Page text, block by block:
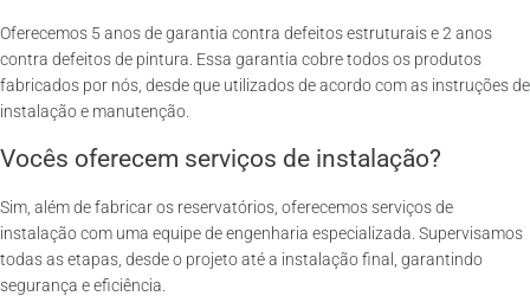
Oferecemos 5 anos de garantia contra defeitos estruturais e 2 anos
contra defeitos de pintura. Essa garantia cobre todos os produtos
fabricados por nós, desde que utilizados de acordo com as instruções de
instalação e manutenção.
Vocês oferecem serviços de instalação?
Sim, além de fabricar os reservatórios, oferecemos serviços de
instalação com uma equipe de engenharia especializada. Supervisamos
todas as etapas, desde o projeto até a instalação final, garantindo
segurança e eficiência.